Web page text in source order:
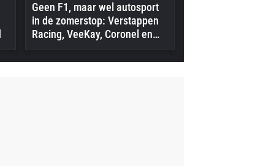
Geen F1, maar wel autosport
in de zomerstop: Verstappen
Racing, VeeKay, Coronel en
meer in actie